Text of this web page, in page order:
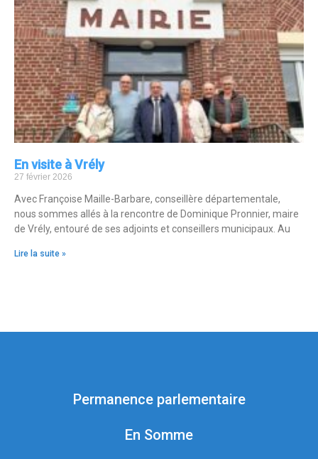
En visite à Vrély
27 février 2026
Avec Françoise Maille-Barbare, conseillère départementale,
nous sommes allés à la rencontre de Dominique Pronnier, maire
de Vrély, entouré de ses adjoints et conseillers municipaux. Au
Lire la suite »
Permanence parlementaire
En Somme